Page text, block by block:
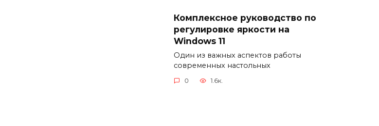
Комплексное руководство по
регулировке яркости на
Windows 11
Один из важных аспектов работы
современных настольных
0 1.6к.